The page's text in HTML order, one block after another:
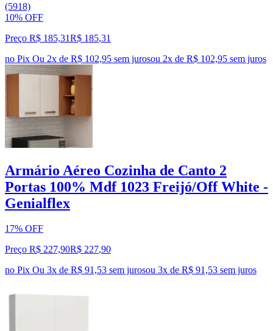
(5918)
10% OFF
Preço R$ 185,31R$ 185,31
no Pix Ou 2x de R$ 102,95 sem jurosou 2x de R$ 102,95 sem juros
Armário Aéreo Cozinha de Canto 2
Portas 100% Mdf 1023 Freijó/Off White -
Genialflex
17% OFF
Preço R$ 227,90R$ 227,90
no Pix Ou 3x de R$ 91,53 sem jurosou 3x de R$ 91,53 sem juros